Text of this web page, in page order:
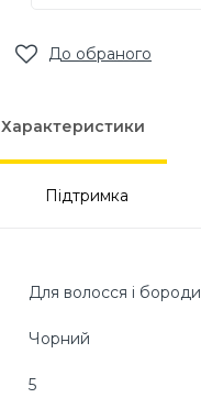
До обраного
Характеристики
Підтримка
Для волосся і бороди
Чорний
5